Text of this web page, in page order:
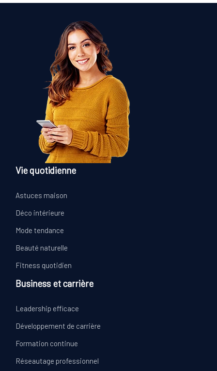
Vie quotidienne
Astuces maison
Déco intérieure
Mode tendance
Beauté naturelle
Fitness quotidien
Business et carrière
Leadership efficace
Développement de carrière
Formation continue
Réseautage professionnel